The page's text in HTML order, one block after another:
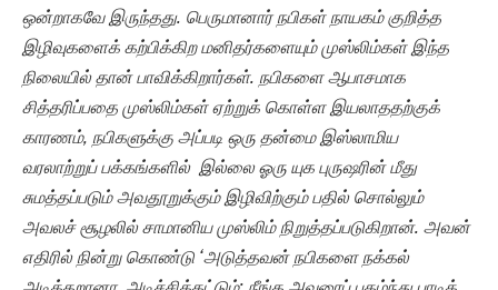
ஒன்றாகவே இருந்தது. பெருமானார் நபிகள் நாயகம் குறித்த
இழிவுகளைக் கற்பிக்கிற மனிதர்களையும் முஸ்லிம்கள் இந்த
நிலையில் தான் பாவிக்கிறார்கள். நபிகளை ஆபாசமாக
சித்தரிப்பதை முஸ்லிம்கள் ஏற்றுக் கொள்ள இயலாததற்குக்
காரணம், நபிகளுக்கு அப்படி ஒரு தன்மை இஸ்லாமிய
வரலாற்றுப் பக்கங்களில் இல்லை ஓரு யுக புருஷரின் மீது
சுமத்தப்படும் அவதூறுக்கும் இழிவிற்கும் பதில் சொல்லும்
அவலச் சூழலில் சாமானிய முஸ்லிம் நிறுத்தப்படுகிறான். அவன்
எதிரில் நின்று கொண்டு ‘அடுத்தவன் நபிகளை நக்கல்